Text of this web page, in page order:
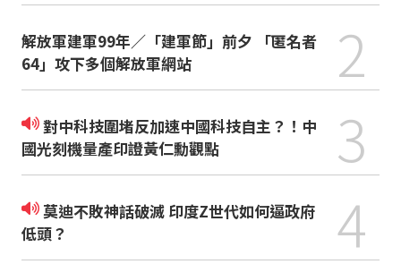
解放軍建軍99年／「建軍節」前夕 「匿名者
64」攻下多個解放軍網站
2
對中科技圍堵反加速中國科技自主？！中
國光刻機量產印證黃仁勳觀點
3
莫迪不敗神話破滅 印度Z世代如何逼政府
低頭？
4